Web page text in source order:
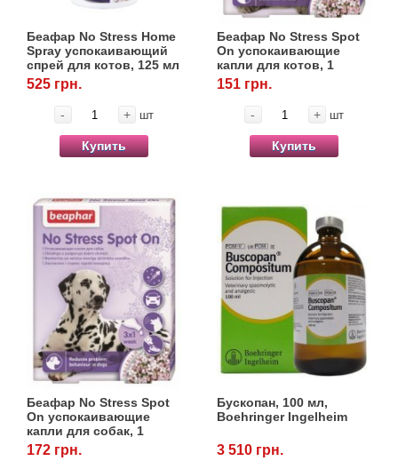
Беафар No Stress Home
Spray успокаивающий
спрей для котов, 125 мл
525 грн.
- + шт
Купить
Беафар No Stress Spot
On успокаивающие
капли для котов, 1
пипетка
151 грн.
- + шт
Купить
Беафар No Stress Spot
On успокаивающие
капли для собак, 1
пипетка
172 грн.
Бускопан, 100 мл,
Boehringer Ingelheim
3 510 грн.